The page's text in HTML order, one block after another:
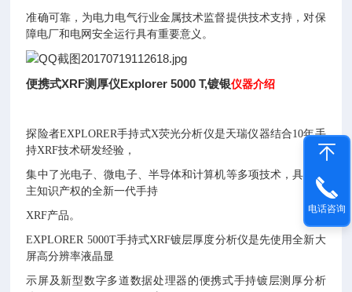
准确可靠，为电力电气行业金属技术监督提供技术支持，对保
障电厂和电网安全运行具有重要意义。
便携式XRF测厚仪Explorer 5000 T,镀银仪器介绍
探险者EXPLORER手持式X荧光分析仪是天瑞仪器结合10年手
持XRF技术研发经验，
集中了光电子、微电子、半导体和计算机等多项技术，具有自
主知识产权的全新一代手持
XRF产品。
EXPLORER 5000T手持式XRF镀层厚度分析仪是先使用全新大
屏高分辨率液晶显
示屏及新型数字多道数据处理器的便携式手持镀层测厚分析
电话咨询